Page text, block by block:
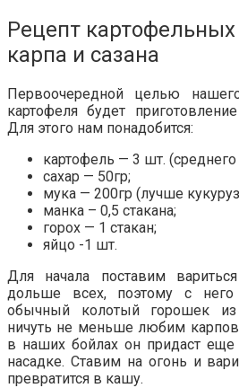
Рецепт
карпа и сазана
Первоочередной целью
картофеля будет
Для этого нам понадобится:
картофель — 3 шт.
сахар — 50гр;
мука — 200гр (лучше
манка – 0,5 стакана;
горох — 1 стакан;
яйцо -1 шт.
Для начала поставим
дольше всех, поэтому с
обычный колотый горошек из
ничуть не меньше любим
в наших бойлах он придаст
насадке. Ставим на огонь и
превратится в кашу.